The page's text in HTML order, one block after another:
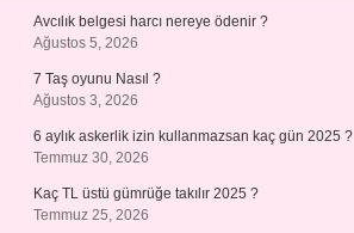
Avcılık belgesi harcı nereye ödenir ?
Ağustos 5, 2026
7 Taş oyunu Nasıl ?
Ağustos 3, 2026
6 aylık askerlik izin kullanmazsan kaç gün 2025 ?
Temmuz 30, 2026
Kaç TL üstü gümrüğe takılır 2025 ?
Temmuz 25, 2026